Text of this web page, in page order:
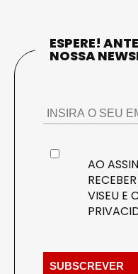
ESPERE!
NOSSA
AO
VISEU E